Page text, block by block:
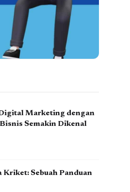
Marketing dengan
Semakin Dikenal
Sebuah Panduan